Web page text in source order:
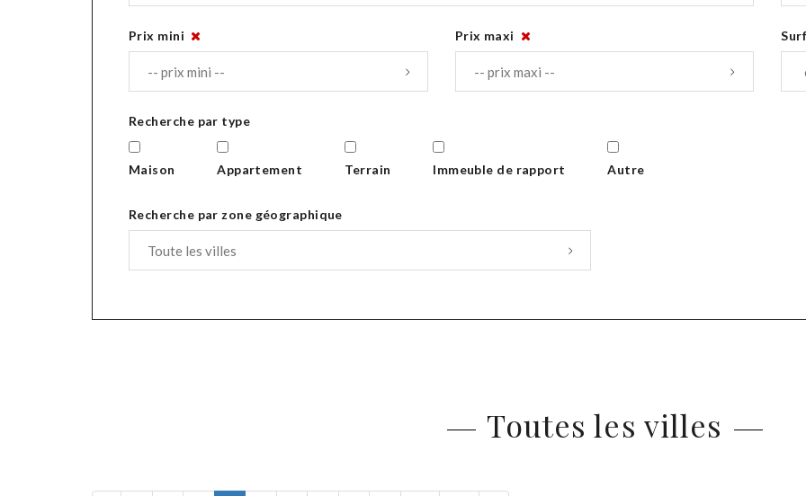
Prix mini Prix maxi
Recherche par type
Maison Appartement Terrain Immeuble de rapport Autre
Recherche par zone géographique
Toutes les villes